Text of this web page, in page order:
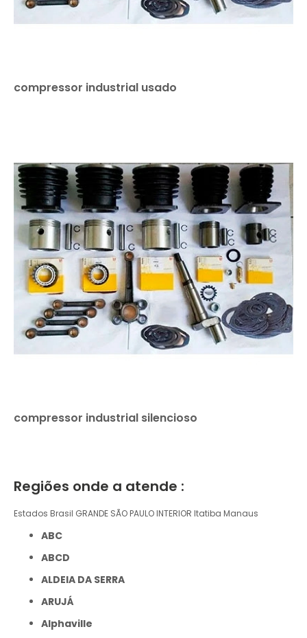
compressor industrial usado
compressor industrial silencioso
Regiões onde a atende :
Estados Brasil GRANDE SÃO PAULO INTERIOR Itatiba Manaus
ABC
ABCD
ALDEIA DA SERRA
ARUJÁ
Alphaville